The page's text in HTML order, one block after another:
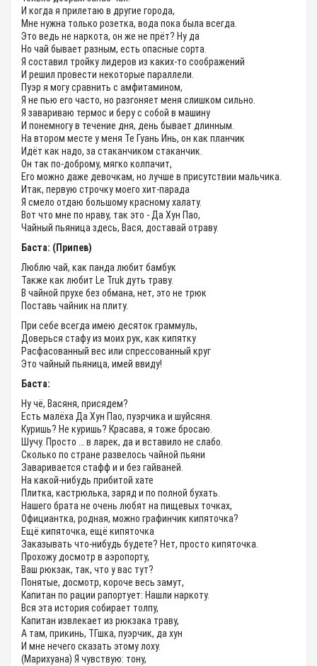
И когда я прилетаю в другие города,
Мне нужна только розетка, вода пока была всегда.
Это ведь не наркота, он же не прёт? Ну да
Но чай бывает разным, есть опасные сорта.
Я составил тройку лидеров из каких-то соображений
И решил провести некоторые параллели.
Пуэр я могу сравнить с амфитамином,
Я не пью его часто, но разгоняет меня слишком сильно.
Я завариваю термос и беру с собой в машину
И понемногу в течение дня, день бывает длинным.
На втором месте у меня Те Гуань Инь, он как планчик
Идёт как надо, за стаканчиком стаканчик.
Он так по-доброму, мягко колпачит,
Его можно даже девочкам, но лучше в присутствии мальчика.
Итак, первую строчку моего хит-парада
Я смело отдаю большому красному халату.
Вот что мне по нраву, так это - Да Хун Пао,
Чайный пьяница здесь, Вася, доставай отраву.
Баста: (Припев)
Люблю чай, как панда любит бамбук
Также как любит Le Truk дуть траву.
В чайной прухе без обмана, нет, это не трюк
Поставь чайник на плиту.
При себе всегда имею десяток граммуль,
Доверься стафу из моих рук, как кипятку
Расфасованный вес или спрессованный круг
Это чайный пьяница, имей ввиду!
Баста:
Ну чё, Васяня, присядем?
Есть малёха Да Хун Пао, пуэрчика и шуйсяня.
Куришь? Не куришь? Красава, я тоже бросаю.
Шучу. Просто … в ларек, да и вставило не слабо.
Сколько по стране развелось чайной пьяни
Заваривается стафф и и без гайваней.
На какой-нибудь прибитой хате
Плитка, кастрюлька, заряд и по полной бухать.
Нашего брата не очень любят на пищевых точках,
Официантка, родная, можно графинчик кипяточка?
Ещё кипяточка, ещё кипяточка
Заказывать что-нибудь будете? Нет, просто кипяточка.
Прохожу досмотр в аэропорту,
Ваш рюкзак, так, что у вас тут?
Понятые, досмотр, короче весь замут,
Капитан по рации рапортует: Нашли наркоту.
Вся эта история собирает толпу,
Капитан извлекает из рюкзака траву,
А там, прикинь, ТГшка, пуэрчик, да хун
И мне нечего сказать этому лоху.
(Марихуана) Я чувствую: тону,